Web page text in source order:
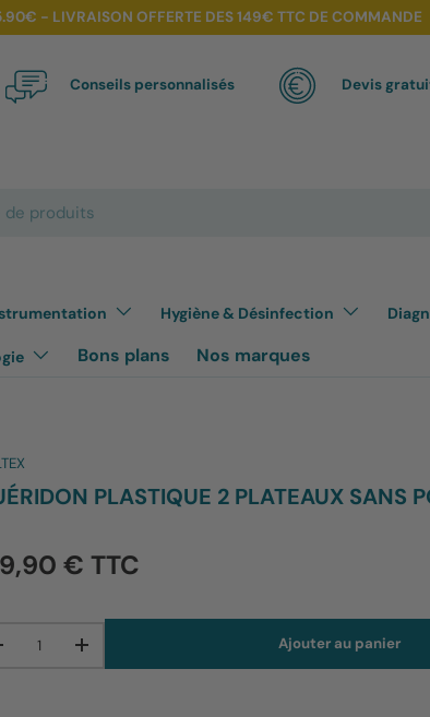
- LIVRAISON OFFERTE DES 149€ TTC DE COMMANDE
Conseils personnalisés Devis
Hygiène & Désinfection
Bons plans Nos marques
PLASTIQUE 2 PLATEAUX SANS
€ TTC
+ Ajouter au panier